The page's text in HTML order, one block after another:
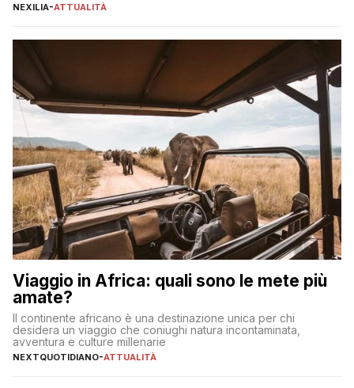
individuare quella più adatta alle proprie esigenze senza
sul […]
NEXILIA-ATTUALITÀ
Viaggio in Africa: quali sono le mete più
amate?
Il continente africano è una destinazione unica per chi
desidera un viaggio che coniughi natura incontaminata,
avventura e culture millenarie
NEXTQUOTIDIANO-ATTUALITÀ